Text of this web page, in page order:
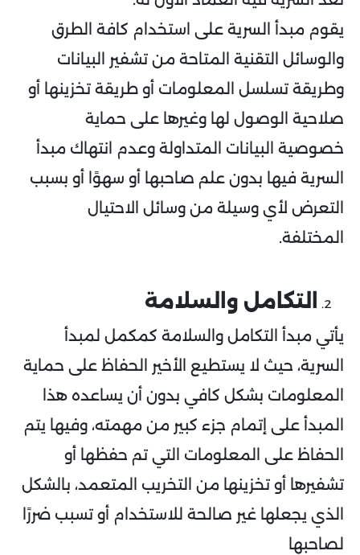
يقوم مبدأ السرية على استخدام كافة الطرق
والوسائل التقنية المتاحة من تشفير البيانات
وطريقة تسلسل المعلومات أو طريقة تخزينها أو
صلاحية الوصول لها وغيرها على حماية
خصوصية البيانات المتداولة وعدم انتهاك مبدأ
السرية فيها بدون علم صاحبها أو سهوًا أو بسبب
التعرض لأي وسيلة من وسائل الاحتيال
المختلفة.
التكامل والسلامة
يأتي مبدأ التكامل والسلامة كمكمل لمبدأ
السرية، حيث لا يستطيع الأخير الحفاظ على حماية
المعلومات بشكل كافي بدون أن يساعده هذا
المبدأ على إتمام جزء كبير من مهمته، وفيها يتم
الحفاظ على المعلومات التي تم حفظها أو
تشفيرها أو تخزينها من التخريب المتعمد، بالشكل
الذي يجعلها غير صالحة للاستخدام أو تسبب ضررًا
لصاحبها